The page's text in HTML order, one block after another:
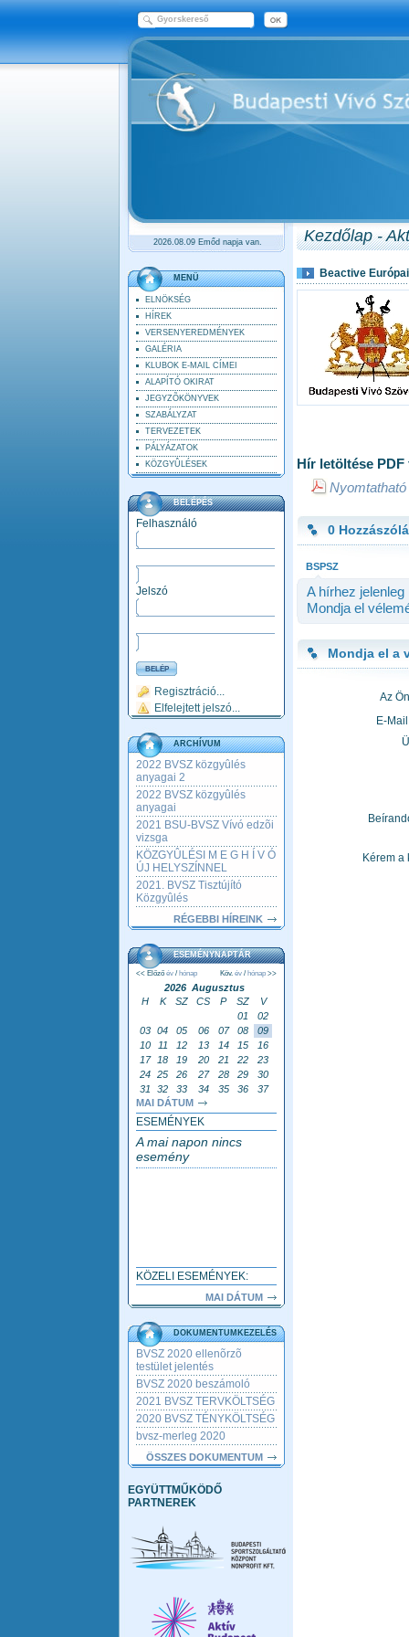
2026.08.09 Emőd napja van.
MENÜ
ELNÖKSÉG
HÍREK
VERSENYEREDMÉNYEK
GALÉRIA
KLUBOK E-MAIL CÍMEI
ALAPÍTÓ OKIRAT
JEGYZÕKÖNYVEK
SZABÁLYZAT
TERVEZETEK
PÁLYÁZATOK
KÖZGYÛLÉSEK
BELÉPÉS
Felhasználó
Jelszó
Regisztráció...
Elfelejtett jelszó...
ARCHÍVUM
2022 BVSZ közgyûlés
anyagai 2
2022 BVSZ közgyûlés
anyagai
2021 BSU-BVSZ Vívó edzõi
vizsga
KÖZGYÛLÉSI M E G H Í V Ó
ÚJ HELYSZÍNNEL
2021. BVSZ Tisztújító
Közgyûlés
RÉGEBBI HÍREINK
ESEMÉNYNAPTÁR
<< Előző év / hónap Köv. év / hónap >>
2026 Augusztus
H
K SZ CS P SZ
V
01
02
03 04 05 06 07 08
09
10
11 12 13 14 15
16
17
18 19 20 21 22
23
24 25 26 27 28 29
30
31
32 33 34 35 36
37
MAI DÁTUM
ESEMÉNYEK
A mai napon nincs
esemény
KÖZELI ESEMÉNYEK:
MAI DÁTUM
DOKUMENTUMKEZELÉS
BVSZ 2020 ellenõrzõ
testület jelentés
BVSZ 2020 beszámoló
2021 BVSZ TERVKÖLTSÉG
2020 BVSZ TÉNYKÖLTSÉG
bvsz-merleg 2020
ÖSSZES DOKUMENTUM
EGYÜTTMŰKÖDŐ
PARTNEREK
Kezdőlap -
Beactive
Hír letöltése
0
BSPSZ
A hírhez
Mondja el
Mondja el a
Az
E-
Kérem a